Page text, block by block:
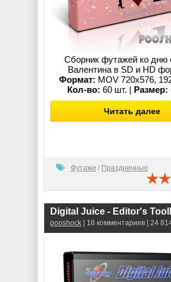
Сборник футажей ко дню
Валентина в SD и HD
Формат: MOV 720x576,
Кол-во: 60 шт. | Размер:
Читать далее
Футажи / Праздничные
pooshock | 18 комментариев | 24 814